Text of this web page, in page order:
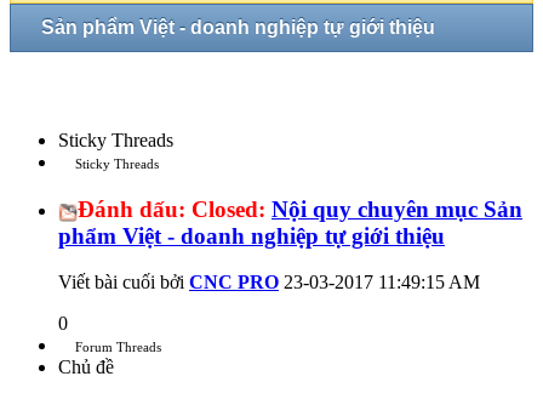
Sản phẩm Việt - doanh nghiệp tự giới thiệu
Sticky Threads
Sticky Threads
Đánh dấu: Closed: Nội quy chuyên mục Sản
phẩm Việt - doanh nghiệp tự giới thiệu
Viết bài cuối bởi CNC PRO 23-03-2017 11:49:15 AM
0
Forum Threads
Chủ đề